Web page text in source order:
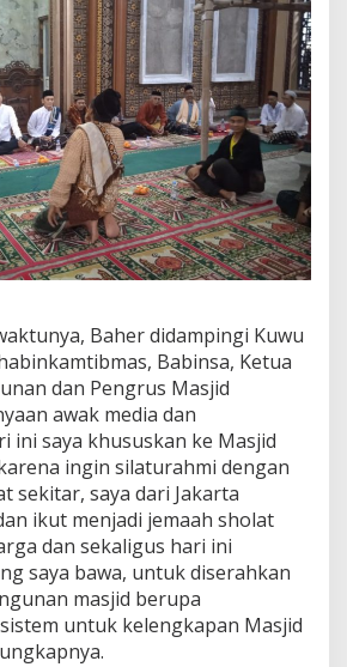
Baher didampingi Kuwu
Babinsa, Ketua
dan Pengrus Masjid
awak media dan
ini saya khususkan ke Masjid
ingin silaturahmi dengan
sekitar, saya dari Jakarta
ikut menjadi jemaah sholat
dan sekaligus hari ini
saya bawa, untuk diserahkan
masjid berupa
untuk kelengkapan Masjid